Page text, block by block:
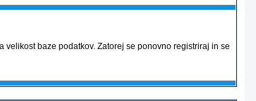
baze podatkov. Zatorej se ponovno registriraj in se